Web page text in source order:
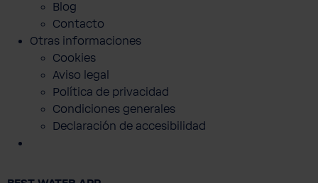
Blog
Contacto
Otras informaciones
Cookies
Aviso legal
Política de privacidad
Condiciones generales
Declaración de accesibilidad